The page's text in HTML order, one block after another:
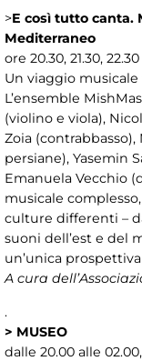
>E così tutto canta.
Mediterraneo
ore 20.30, 21.30,
Un viaggio
L’ensemble
(violino e viola),
Zoia
persiane), Yasemin
Emanuela Vecchio
musicale
culture differenti –
suoni dell’est e del
un’unica
A cura
.
> MUSEO
dalle 20.00 alle